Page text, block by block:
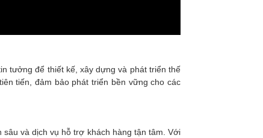
tưởng để thiết kế, xây dựng và phát triển thế
tiến, đảm bảo phát triển bền vững cho các
và dịch vụ hỗ trợ khách hàng tận tâm. Với